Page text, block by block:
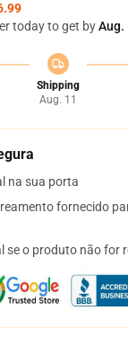
today to get byAug.
Shipping
Aug. 11
na sua porta
fornecido
se o produto não for